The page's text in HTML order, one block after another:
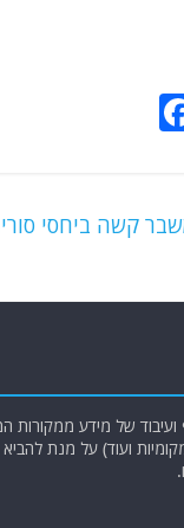
e
o
קשה ביחסי
של מידע ממקורות
ועוד) על מנת